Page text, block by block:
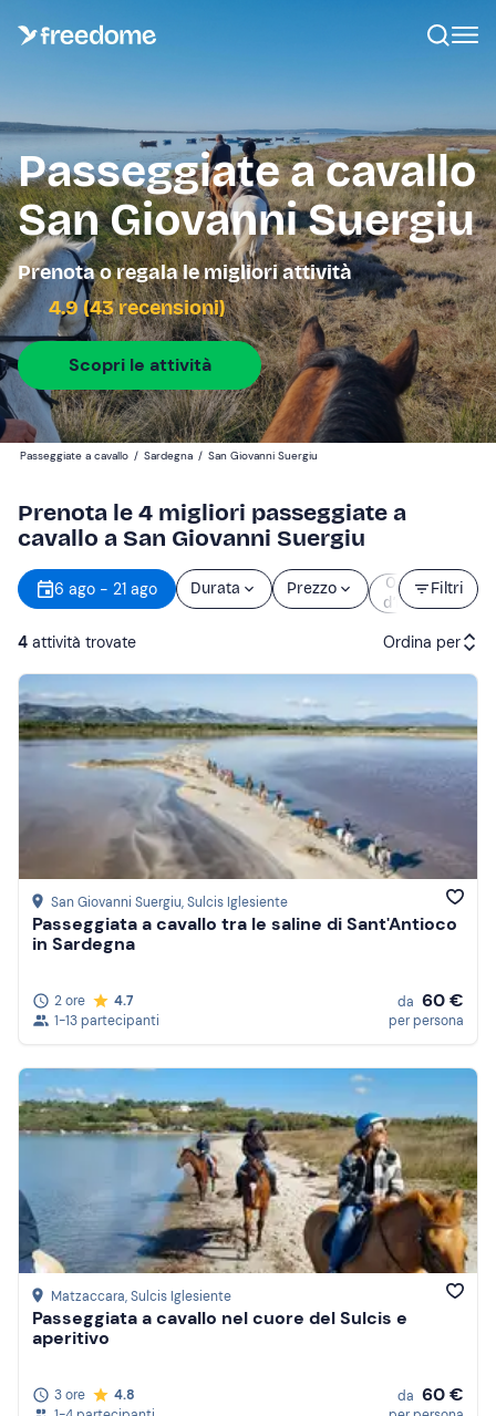
Passeggiate a cavallo
San Giovanni Suergiu
Prenota o regala le migliori attività
4.9 (43 recensioni)
Scopri le attività
Passeggiate a cavallo / Sardegna / San Giovanni Suergiu
Prenota le 4 migliori passeggiate a
cavallo a San Giovanni Suergiu
Filtri
6 ago - 21 ago Durata Prezzo
Orario
d’inizio
4 attività trovate Ordina per
Attività consigliate
Prezzo (crescente)
Prezzo (decrescente)
Recensioni
San Giovanni Suergiu, Sulcis Iglesiente
Passeggiata a cavallo tra le saline di Sant'Antioco
in Sardegna
2 ore
4.7
1-13 partecipanti
da 60 €
per persona
Matzaccara, Sulcis Iglesiente
Passeggiata a cavallo nel cuore del Sulcis e
aperitivo
3 ore
4.8
da 60 €